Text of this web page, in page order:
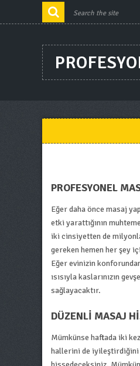
PROFESYONEL
Eğer daha önce masaj
etki yarattığının
iki cinsiyetten de
gereken hemen her şey
Eğer evinizin
ısısıyla kaslarınızın
sağlayacaktır.
DÜZENLI MASAJ
Mümkünse haftada iki kez
hallerini de iyileştirdiğini